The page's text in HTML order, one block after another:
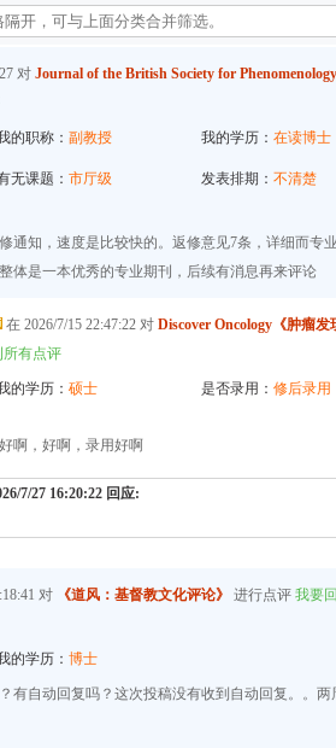
对 Journal of the British Society for
的职称： 副教授 我的学历： 在读博士
无课题： 市厅级 发表排期： 不清楚
通知，速度是比较快的。返修意见7条，详细而专
体是一本优秀的专业期刊，后续有消息再来评论
在 2026/7/15 22:47:22 对 Discover Oncology《肿瘤发
所有点评
的学历： 硕士 是否录用： 修后录用
啊，好啊，录用好啊
7/27 16:20:22 回应:
对 《道风：基督教文化评论》 进行点评 我要
的学历： 博士
有自动回复吗？这次投稿没有收到自动回复。。